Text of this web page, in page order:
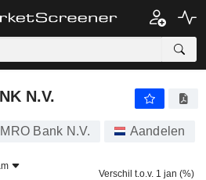
N.V.
Bank N.V. Aandelen
Verschil t.o.v. 1 jan (%)